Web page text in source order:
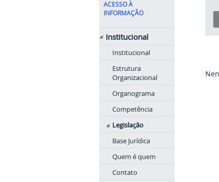
ACESSO À
INFORMAÇÃO
Institucional
Institucional
Estrutura
Organizacional
Organograma
Competência
Legislação
Base Jurídica
Quem é quem
Contato